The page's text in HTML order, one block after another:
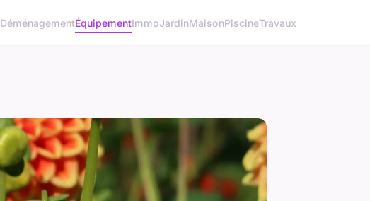
DéménagementÉquipementImmoJardinMaisonPiscineTravaux